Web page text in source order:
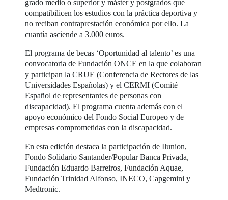
grado medio o superior y máster y postgrados que
compatibilicen los estudios con la práctica deportiva y
no reciban contraprestación económica por ello. La
cuantía asciende a 3.000 euros.
El programa de becas ‘Oportunidad al talento’ es una
convocatoria de Fundación ONCE en la que colaboran
y participan la CRUE (Conferencia de Rectores de las
Universidades Españolas) y el CERMI (Comité
Español de representantes de personas con
discapacidad). El programa cuenta además con el
apoyo económico del Fondo Social Europeo y de
empresas comprometidas con la discapacidad.
En esta edición destaca la participación de Ilunion,
Fondo Solidario Santander/Popular Banca Privada,
Fundación Eduardo Barreiros, Fundación Aquae,
Fundación Trinidad Alfonso, INECO, Capgemini y
Medtronic.